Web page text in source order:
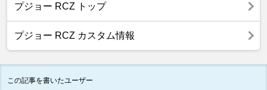
プジョー RCZ トップ
プジョー RCZ カスタム情報
この記事を書いたユーザー